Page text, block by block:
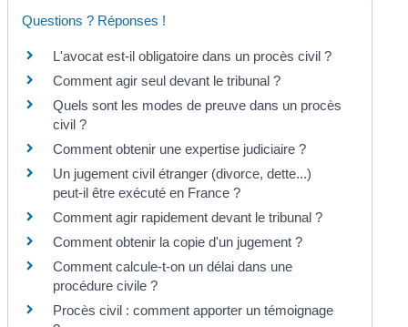
Questions ? Réponses !
L'avocat est-il obligatoire dans un procès civil ?
Comment agir seul devant le tribunal ?
Quels sont les modes de preuve dans un procès
civil ?
Comment obtenir une expertise judiciaire ?
Un jugement civil étranger (divorce, dette...)
peut-il être exécuté en France ?
Comment agir rapidement devant le tribunal ?
Comment obtenir la copie d'un jugement ?
Comment calcule-t-on un délai dans une
procédure civile ?
Procès civil : comment apporter un témoignage